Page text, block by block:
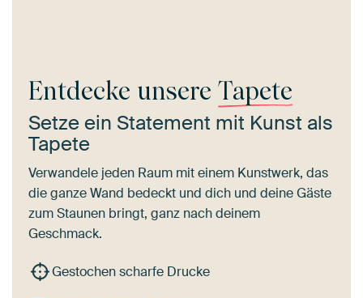
Entdecke unsere Tapete
Setze ein Statement mit Kunst als
Tapete
Verwandele jeden Raum mit einem Kunstwerk, das
die ganze Wand bedeckt und dich und deine Gäste
zum Staunen bringt, ganz nach deinem
Geschmack.
Gestochen scharfe Drucke